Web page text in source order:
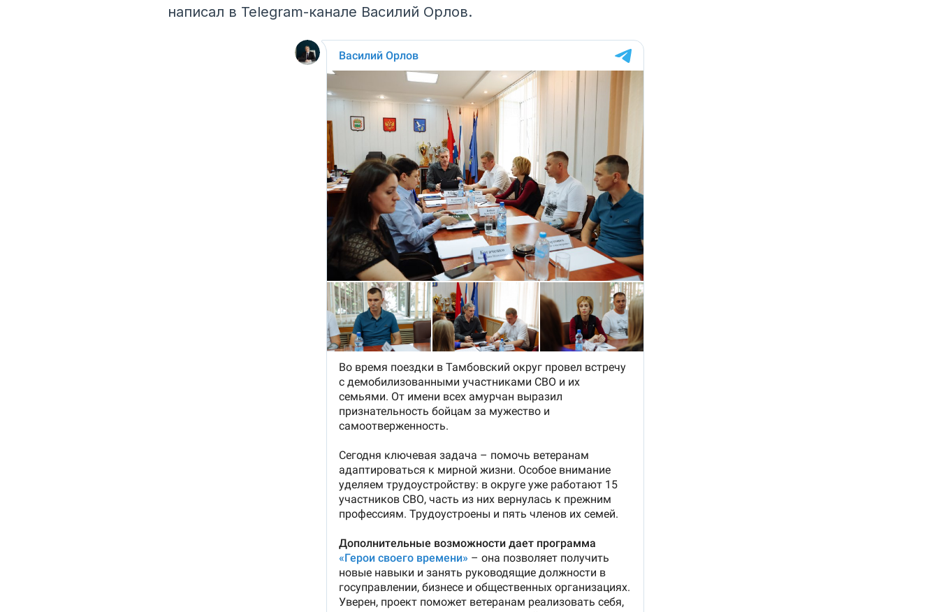
написал в Telegram-канале Василий Орлов.